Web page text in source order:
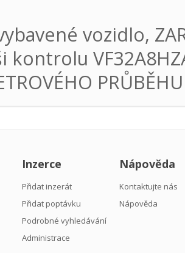
vozidlo,
kontrolu
Inzerce
Přidat inzerát
Přidat poptávku
Podrobné vyhledávání
Administrace
Nápověda
Kontaktujte nás
Nápověda